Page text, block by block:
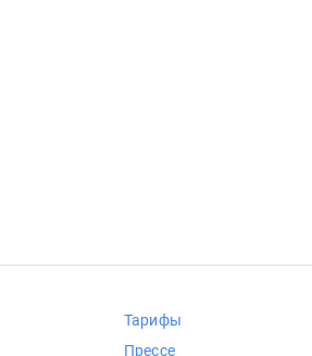
Тарифы
Прессе